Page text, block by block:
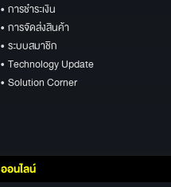
• การชำระเงิน
• การจัดส่งสินค้า
• ระบบสมาชิก
• Technology Update
• Solution Corner
ออนไลน์